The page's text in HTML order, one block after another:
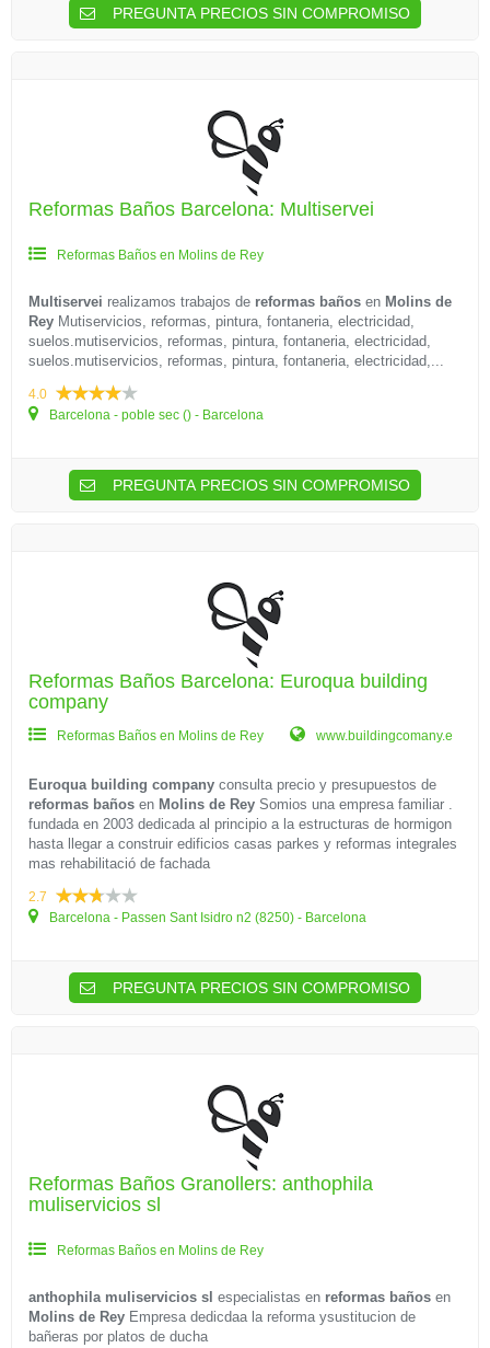
PREGUNTA PRECIOS SIN COMPROMISO
Reformas Baños Barcelona: Multiservei
Reformas Baños en Molins de Rey
Multiservei realizamos trabajos de reformas baños en Molins de
Rey Mutiservicios, reformas, pintura, fontaneria, electricidad,
suelos.mutiservicios, reformas, pintura, fontaneria, electricidad,
suelos.mutiservicios, reformas, pintura, fontaneria, electricidad,...
4.0
Barcelona - poble sec () - Barcelona
PREGUNTA PRECIOS SIN COMPROMISO
Reformas Baños Barcelona: Euroqua building
company
Reformas Baños en Molins de Rey www.buildingcomany.e
Euroqua building company consulta precio y presupuestos de
reformas baños en Molins de Rey Somios una empresa familiar .
fundada en 2003 dedicada al principio a la estructuras de hormigon
hasta llegar a construir edificios casas parkes y reformas integrales
mas rehabilitació de fachada
2.7
Barcelona - Passen Sant Isidro n2 (8250) - Barcelona
PREGUNTA PRECIOS SIN COMPROMISO
Reformas Baños Granollers: anthophila
muliservicios sl
Reformas Baños en Molins de Rey
anthophila muliservicios sl especialistas en reformas baños en
Molins de Rey Empresa dedicdaa la reforma ysustitucion de
bañeras por platos de ducha